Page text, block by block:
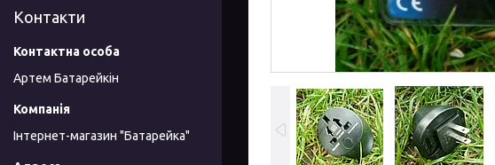
Контакти
Артем Батарейкін
Інтернет-магазин "Батарейка"